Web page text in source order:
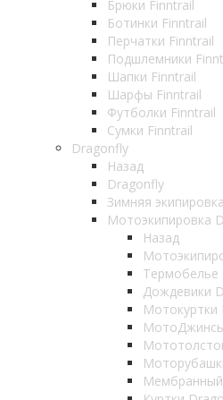
Брюки Finntrail
Ботинки Finntrail
Перчатки Finntrail
Подшлемники
Шапки Finntrail
Шарфы Finntrail
Футболки Finntrail
Сумки Finntrail
Dragonfly
Назад
Dragonfly
Зимняя
Мотоэкипировка
Назад
Термобелье
Дождевики
Мотокуртки